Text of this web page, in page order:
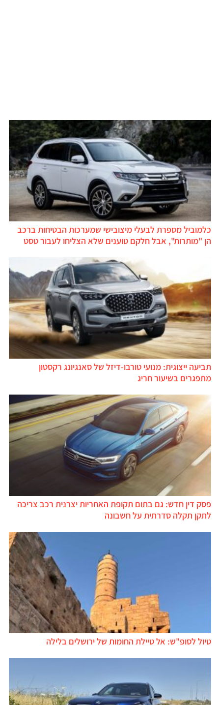
כלמוביל מספרת לבעלי מיצובישי שמערכות הבטיחות ברכב
הן "מותרות", אבל חלקם טוענים שלא הצליחו לעבור טסט
תביעה ייצוגית: מנועי טורבו-דיזל של סאנגיונג רקסטון
מתפגרים בשיעור חריג
פסק דין חדש: גם בתום תקופת האחריות יצרנית רכב צריכה
לתקן תקלה סדרתית על חשבונה
טיול לסופ"ש: אל טיילת החומות של ירושלים בלילה